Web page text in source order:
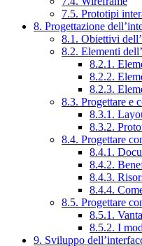
7.5. Prototipi
8. Progettazione
8.1. Obiettivi
8.2. Elementi
8.2.1.
8.2.2.
8.2.3.
8.3. Progettare e
8.3.1.
8.3.2.
8.4. Progettare
8.4.1.
8.4.2.
8.4.3.
8.4.4.
8.5. Progettare
8.5.1.
8.5.2. I
9. Sviluppo